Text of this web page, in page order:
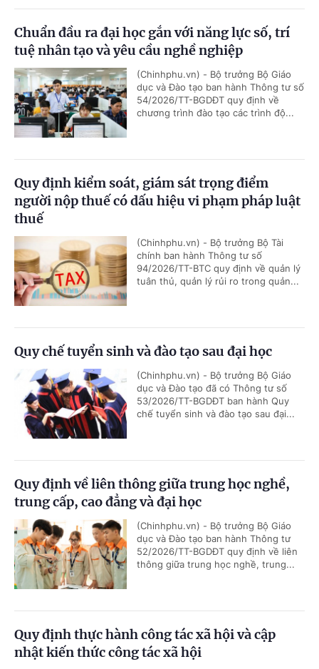
Chuẩn đầu ra đại học gắn với năng lực số, trí
tuệ nhân tạo và yêu cầu nghề nghiệp
(Chinhphu.vn) - Bộ trưởng Bộ Giáo
dục và Đào tạo ban hành Thông tư số
54/2026/TT-BGDĐT quy định về
chương trình đào tạo các trình độ...
Quy định kiểm soát, giám sát trọng điểm
người nộp thuế có dấu hiệu vi phạm pháp luật
thuế
(Chinhphu.vn) - Bộ trưởng Bộ Tài
chính ban hành Thông tư số
94/2026/TT-BTC quy định về quản lý
tuân thủ, quản lý rủi ro trong quản...
Quy chế tuyển sinh và đào tạo sau đại học
(Chinhphu.vn) - Bộ trưởng Bộ Giáo
dục và Đào tạo đã có Thông tư số
53/2026/TT-BGDĐT ban hành Quy
chế tuyển sinh và đào tạo sau đại...
Quy định về liên thông giữa trung học nghề,
trung cấp, cao đẳng và đại học
(Chinhphu.vn) - Bộ trưởng Bộ Giáo
dục và Đào tạo ban hành Thông tư
52/2026/TT-BGDĐT quy định về liên
thông giữa trung học nghề, trung...
Quy định thực hành công tác xã hội và cập
nhật kiến thức công tác xã hội